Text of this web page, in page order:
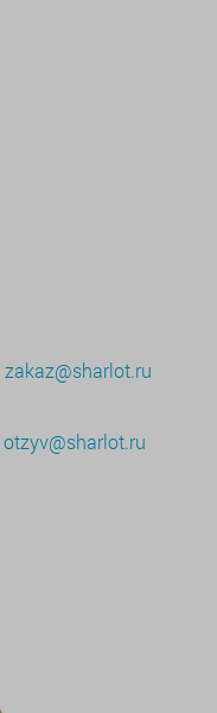
zakaz@sharlot.ru
otzyv@sharlot.ru